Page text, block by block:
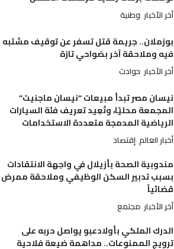
أخر الأخبار وطنية
بوزملان.. جريمة قتل تسفر عن توقيف مشتبه
فيه وملاحقة آخر بضواحي تازة
أخر الأخبار حوادث
نيسان مصر تبدأ مبيعات “نيسان ماجنيت”
المجمعة محليًا، وتُعِيد تعريف فئة السيارات
الرياضية المدمجة متعددة الاستخدامات
أخبار العالم إقتصاد
مندوبية الصحة بأزيلال في واجهة الانتقادات
بسبب تدبير السكن الوظيفي وملاحقة ممرض
قضائياً
أخر الأخبار مجتمع
الدرك الملكي بأولادعبو يواصل حربه على
ترويج الممنوعات.. مداهمة ضيعة فلاحية